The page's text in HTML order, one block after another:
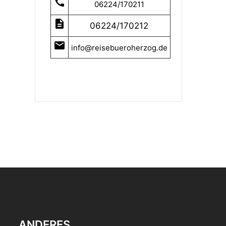
06224/170211
description 06224/170212
mail info@reisebueroherzog.de